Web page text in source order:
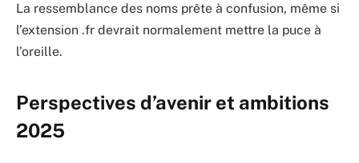
La ressemblance des noms prête à confusion, même si
l’extension .fr devrait normalement mettre la puce à
l’oreille.
Perspectives d’avenir et ambitions
2025